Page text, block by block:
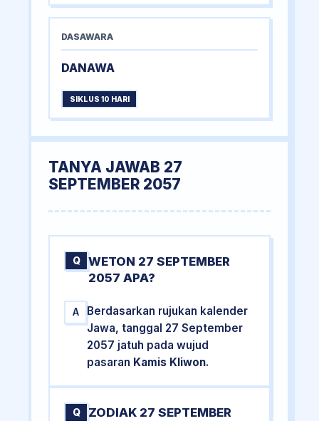
DASAWARA
DANAWA
SIKLUS 10 HARI
TANYA JAWAB 27
SEPTEMBER 2057
Q
WETON 27 SEPTEMBER
2057 APA?
A
Berdasarkan rujukan kalender
Jawa, tanggal 27 September
2057 jatuh pada wujud
pasaran Kamis Kliwon.
Q
ZODIAK 27 SEPTEMBER